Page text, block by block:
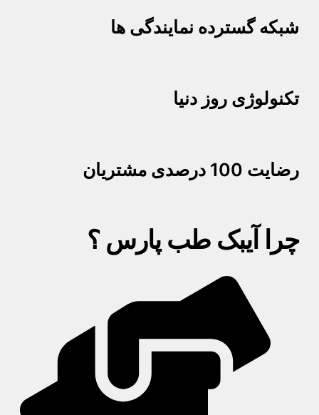
شبکه گسترده نمایندگی ها
تکنولوژی روز دنیا
رضایت 100 درصدی مشتریان
چرا آیبک طب پارس ؟